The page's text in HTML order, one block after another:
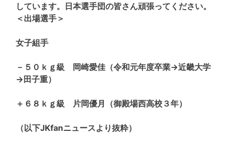
しています。日本選手団の皆さん頑張ってください。
＜出場選手＞
女子組手
－５０ｋｇ級 岡崎愛佳（令和元年度卒業→近畿大学
→田子重）
＋６８ｋｇ級 片岡優月（御殿場西高校３年）
（以下JKfanニュースより抜粋）